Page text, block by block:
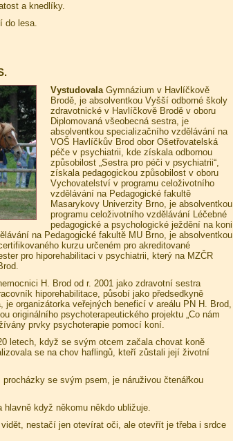
a knedlíky.
do lesa.
VystudovalaGymnázium v Havlíčkově
Brodě, je absolventkou Vyšší odborné školy
zdravotnické v Havlíčkově Brodě v oboru
Diplomovaná všeobecná sestra, je
absolventkou specializačního vzdělávání na
VOŠ Havlíčkův Brod obor Ošetřovatelská
péče v psychiatrii, kde získala odbornou
způsobilost „Sestra pro péči v psychiatrii“,
získala pedagogickou způsobilost v oboru
Vychovatelství v programu celoživotního
vzdělávání na Pedagogické fakultě
Masarykovy Univerzity Brno, je absolventkou
programu celoživotního vzdělávání Léčebné
pedagogické a psychologické ježdění na koni
na Pedagogické fakultě MU Brno, je absolventkou
kurzu určeném pro akreditované
pro hiporehabilitaci v psychiatrii, který na MZČR
H. Brod od r. 2001 jako zdravotní sestra
hiporehabilitace, působí jako předsedkyně
je organizátorka veřejných beneficí v areálu PN H. Brod,
originálního psychoterapeutického projektu „Co nám
prvky psychoterapie pomocí koní.
letech, když se svým otcem začala chovat koně
se na chov haflingů, kteří zůstali její životní
se svým psem, je náruživou čtenářkou
když někomu někdo ubližuje.
nestačí jen otevírat oči, ale otevřít je třeba i srdce